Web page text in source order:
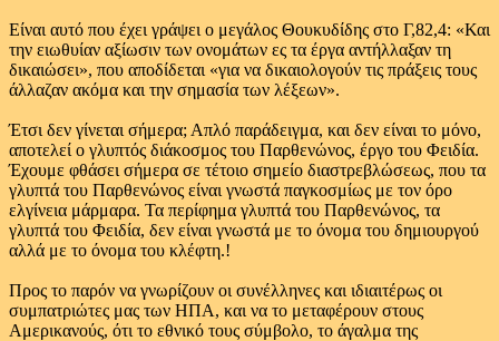
Είναι αυτό που έχει γράψει ο μεγάλος Θουκυδίδης στο Γ,82,4: «Και
την ειωθυίαν αξίωσιν των ονομάτων ες τα έργα αντήλλαξαν τη
δικαιώσει», που αποδίδεται «για να δικαιολογούν τις πράξεις τους
άλλαζαν ακόμα και την σημασία των λέξεων».
Έτσι δεν γίνεται σήμερα; Απλό παράδειγμα, και δεν είναι το μόνο,
αποτελεί ο γλυπτός διάκοσμος του Παρθενώνος, έργο του Φειδία.
Έχουμε φθάσει σήμερα σε τέτοιο σημείο διαστρεβλώσεως, που τα
γλυπτά του Παρθενώνος είναι γνωστά παγκοσμίως με τον όρο
ελγίνεια μάρμαρα. Τα περίφημα γλυπτά του Παρθενώνος, τα
γλυπτά του Φειδία, δεν είναι γνωστά με το όνομα του δημιουργού
αλλά με το όνομα του κλέφτη.!
Προς το παρόν να γνωρίζουν οι συνέλληνες και ιδιαιτέρως οι
συμπατριώτες μας των ΗΠΑ, και να το μεταφέρουν στους
Αμερικανούς, ότι το εθνικό τους σύμβολο, το άγαλμα της